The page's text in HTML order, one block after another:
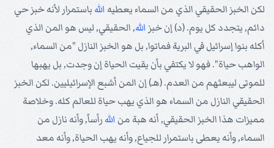
لكن الخبز الحقيقي الذي من السماء يعطيه الله باستمرار لأنه خبز حي
دائم, يتجدد كل يوم. (د) إن خبز الله, الحقيقي, ليس هو المن الذي
أكله بنوا إسرائيل في البرية فماتوا, بل هو الخبز النازل "من السماء,
الواهب حياة". فهو لا يكتفي بأن يقيت الحياة إن وجدت, بل يهبها
للموتى ليبعثهم من العدم. (هـ) إن المن أشبع الإسرائيليين. لكن الخبز
الحقيقي النازل من السماء هو الذي يهب حياة للعالم كله. وخلاصة
مميزات هذا الخبز الحقيقي, أنه هبة من الله رأساً, وأنه نازل من
السماء, وأنه يعطى باستمرار للجياع, وأنه يهب الحياة, وأنه معد